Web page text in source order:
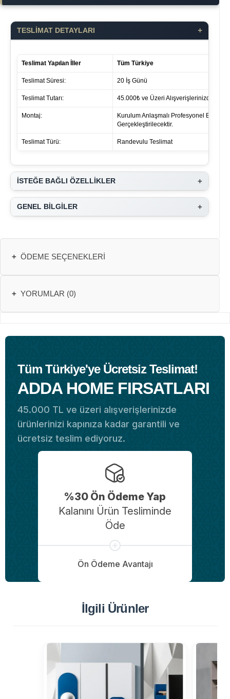
TESLİMAT DETAYLARI +
Teslimat Yapılan İller Tüm Türkiye
Teslimat Süresi: 20 İş Günü
Teslimat Tutarı: 45.000₺ ve Üzeri Alışverişlerinizde ücret
Montaj:
Kurulum Anlaşmalı Profesyonel
Gerçekleştirilecektir.
Teslimat Türü: Randevulu Teslimat
İSTEĞE BAĞLI ÖZELLİKLER +
GENEL BİLGİLER +
+ ÖDEME SEÇENEKLERI
+ YORUMLAR (0)
Tüm Türkiye'ye Ücretsiz Teslimat!
ADDA HOME FIRSATLARI
45.000 TL ve üzeri alışverişlerinizde
ürünlerinizi kapınıza kadar garantili ve
ücretsiz teslim ediyoruz.
%30 Ön Ödeme Yap
Kalanını Ürün Tesliminde
Öde
Ön Ödeme Avantajı
İlgili Ürünler